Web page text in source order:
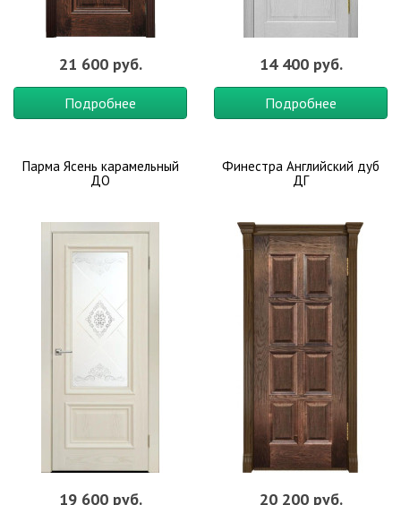
21 600 руб.
Подробнее
14 400 руб.
Подробнее
Парма Ясень карамельный
ДО
19 600 руб.
Финестра Английский дуб
ДГ
20 200 руб.